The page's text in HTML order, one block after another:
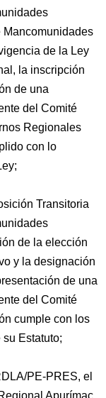
Mancomunidades
de la Ley
la inscripción
de una
del Comité
Regionales
con lo
Transitoria
de la elección
y la designación
de una
del Comité
cumple con los
Estatuto;
PE-PRES, el
Apurímac